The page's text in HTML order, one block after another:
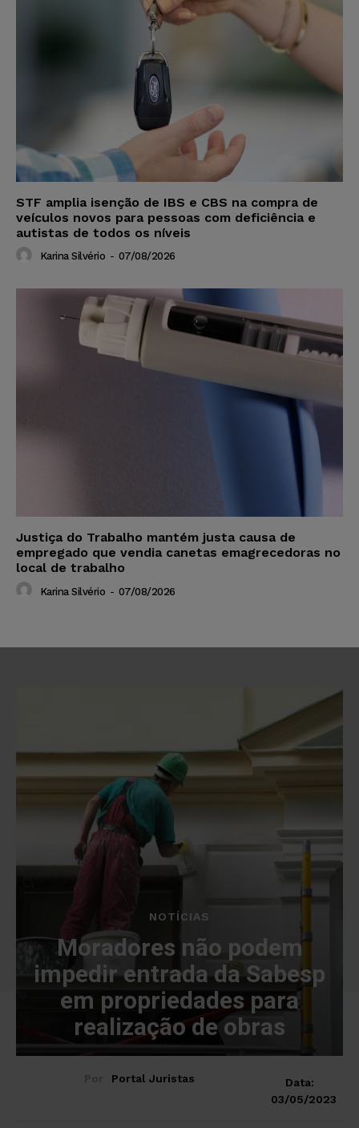
STF amplia isenção de IBS e CBS na compra de
veículos novos para pessoas com deficiência e
autistas de todos os níveis
Karina Silvério - 07/08/2026
Justiça do Trabalho mantém justa causa de
empregado que vendia canetas emagrecedoras no
local de trabalho
Karina Silvério - 07/08/2026